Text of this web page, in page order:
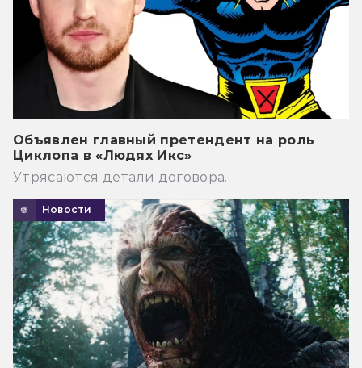
Объявлен главный претендент на роль
Циклопа в «Людях Икс»
Утрясаются детали договора.
Новости